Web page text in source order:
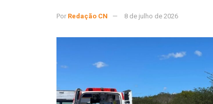
Por Redação CN 8 de julho de 2026